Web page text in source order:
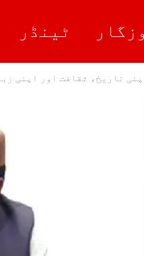
ٹینڈر
تاریخ، ثقافت اور اپنی